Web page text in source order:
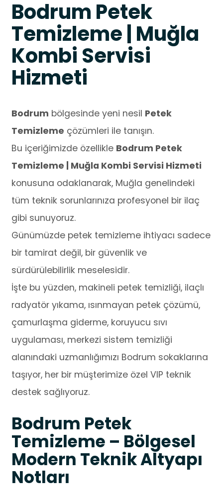
Bodrum Petek
Temizleme | Muğla
Kombi Servisi
Hizmeti
Bodrum bölgesinde yeni nesil Petek
Temizleme çözümleri ile tanışın.
Bu içeriğimizde özellikle Bodrum Petek
Temizleme | Muğla Kombi Servisi Hizmeti
konusuna odaklanarak, Muğla genelindeki
tüm teknik sorunlarınıza profesyonel bir ilaç
gibi sunuyoruz.
Günümüzde petek temizleme ihtiyacı sadece
bir tamirat değil, bir güvenlik ve
sürdürülebilirlik meselesidir.
İşte bu yüzden, makineli petek temizliği, ilaçlı
radyatör yıkama, ısınmayan petek çözümü,
çamurlaşma giderme, koruyucu sıvı
uygulaması, merkezi sistem temizliği
alanındaki uzmanlığımızı Bodrum sokaklarına
taşıyor, her bir müşterimize özel VIP teknik
destek sağlıyoruz.
Bodrum Petek
Temizleme – Bölgesel
Modern Teknik Altyapı
Notları